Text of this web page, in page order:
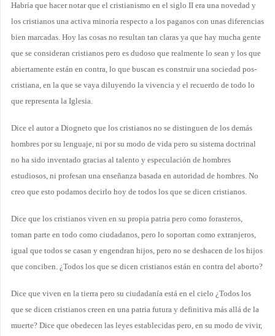
Habría que hacer notar que el cristianismo en el siglo II era una novedad y
los cristianos una activa minoría respecto a los paganos con unas diferencias
bien marcadas. Hoy las cosas no resultan tan claras ya que hay mucha gente
que se consideran cristianos pero es dudoso que realmente lo sean y los que
abiertamente están en contra, lo que buscan es construir una sociedad pos-
cristiana, en la que se vaya diluyendo la vivencia y el recuerdo de todo lo
que representa la Iglesia.
Dice el autor a Diogneto que los cristianos no se distinguen de los demás
hombres por su lenguaje, ni por su modo de vida pero su sistema doctrinal
no ha sido inventado gracias al talento y especulación de hombres
estudiosos, ni profesan una enseñanza basada en autoridad de hombres. No
creo que esto podamos decirlo hoy de todos los que se dicen cristianos.
Dice que los cristianos viven en su propia patria pero como forasteros,
toman parte en todo como ciudadanos, pero lo soportan como extranjeros,
igual que todos se casan y engendran hijos, pero no se deshacen de los hijos
que conciben. ¿Todos los que se dicen cristianos están en contra del aborto?
Dice que viven en la tierra pero su ciudadanía está en el cielo ¿Todos los
que se dicen cristianos creen en una patria futura y definitiva más allá de la
muerte? Dice que obedecen las leyes establecidas pero, en su modo de vivir,